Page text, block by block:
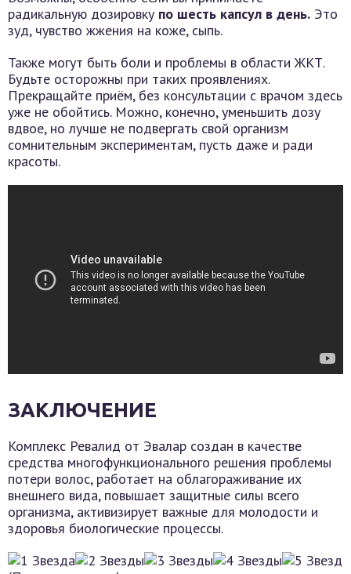
радикальную дозировку по шесть капсул в день. Это
зуд, чувство жжения на коже, сыпь.
Также могут быть боли и проблемы в области ЖКТ.
Будьте осторожны при таких проявлениях.
Прекращайте приём, без консультации с врачом здесь
уже не обойтись. Можно, конечно, уменьшить дозу
вдвое, но лучше не подвергать свой организм
сомнительным экспериментам, пусть даже и ради
красоты.
ЗАКЛЮЧЕНИЕ
Комплекс Ревалид от Эвалар создан в качестве
средства многофункционального решения проблемы
потери волос, работает на облагораживание их
внешнего вида, повышает защитные силы всего
организма, активизирует важные для молодости и
здоровья биологические процессы.